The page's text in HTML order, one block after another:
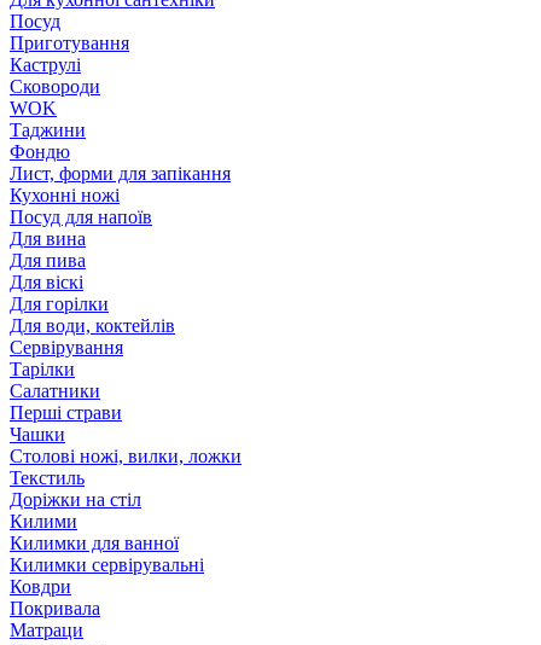
Посуд
Приготування
Каструлі
Сковороди
WOK
Таджини
Фондю
Лист, форми для запікання
Кухонні ножі
Посуд для напоїв
Для вина
Для пива
Для віскі
Для горілки
Для води, коктейлів
Сервірування
Тарілки
Салатники
Перші страви
Чашки
Столові ножі, вилки, ложки
Текстиль
Доріжки на стіл
Килими
Килимки для ванної
Килимки сервірувальні
Ковдри
Покривала
Матраци